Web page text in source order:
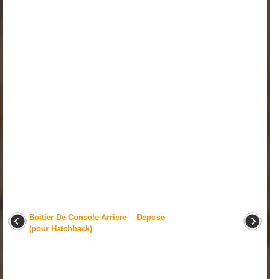
Boitier De Console Arriere
(pour Hatchback)
Depose